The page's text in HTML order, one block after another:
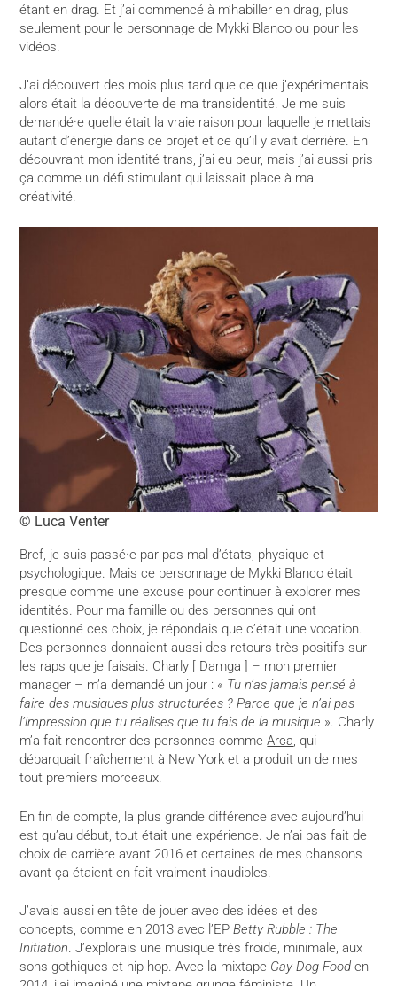
étant en drag. Et j’ai commencé à m’habiller en drag, plus
seulement pour le personnage de Mykki Blanco ou pour les
vidéos.
J’ai découvert des mois plus tard que ce que j’expérimentais
alors était la découverte de ma transidentité. Je me suis
demandé·e quelle était la vraie raison pour laquelle je mettais
autant d’énergie dans ce projet et ce qu’il y avait derrière. En
découvrant mon identité trans, j’ai eu peur, mais j’ai aussi pris
ça comme un défi stimulant qui laissait place à ma
créativité.
© Luca Venter
Bref, je suis passé·e par pas mal d’états, physique et
psychologique. Mais ce personnage de Mykki Blanco était
presque comme une excuse pour continuer à explorer mes
identités. Pour ma famille ou des personnes qui ont
questionné ces choix, je répondais que c’était une vocation.
Des personnes donnaient aussi des retours très positifs sur
les raps que je faisais. Charly [ Damga ] – mon premier
manager – m’a demandé un jour : « Tu n’as jamais pensé à
faire des musiques plus structurées ? Parce que je n’ai pas
l’impression que tu réalises que tu fais de la musique ». Charly
m’a fait rencontrer des personnes commeArca, qui
débarquait fraîchement à New York et a produit un de mes
tout premiers morceaux.
En fin de compte, la plus grande différence avec aujourd’hui
est qu’au début, tout était une expérience. Je n’ai pas fait de
choix de carrière avant 2016 et certaines de mes chansons
avant ça étaient en fait vraiment inaudibles.
J’avais aussi en tête de jouer avec des idées et des
concepts, comme en 2013 avec l’EPBetty Rubble : The
Initiation. J’explorais une musique très froide, minimale, aux
sons gothiques et hip-hop. Avec la mixtape Gay Dog Food en